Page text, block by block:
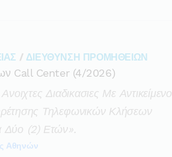
/ ΔΙΕΥΘΥΝΣΗ ΠΡΟΜΗΘΕΙΩΝ
Call Center (4/2026)
Διαδικασιες Με Αντικείμενο
Τηλεφωνικών Κλήσεων
Δύο (2) Ετών».
Αθηνών